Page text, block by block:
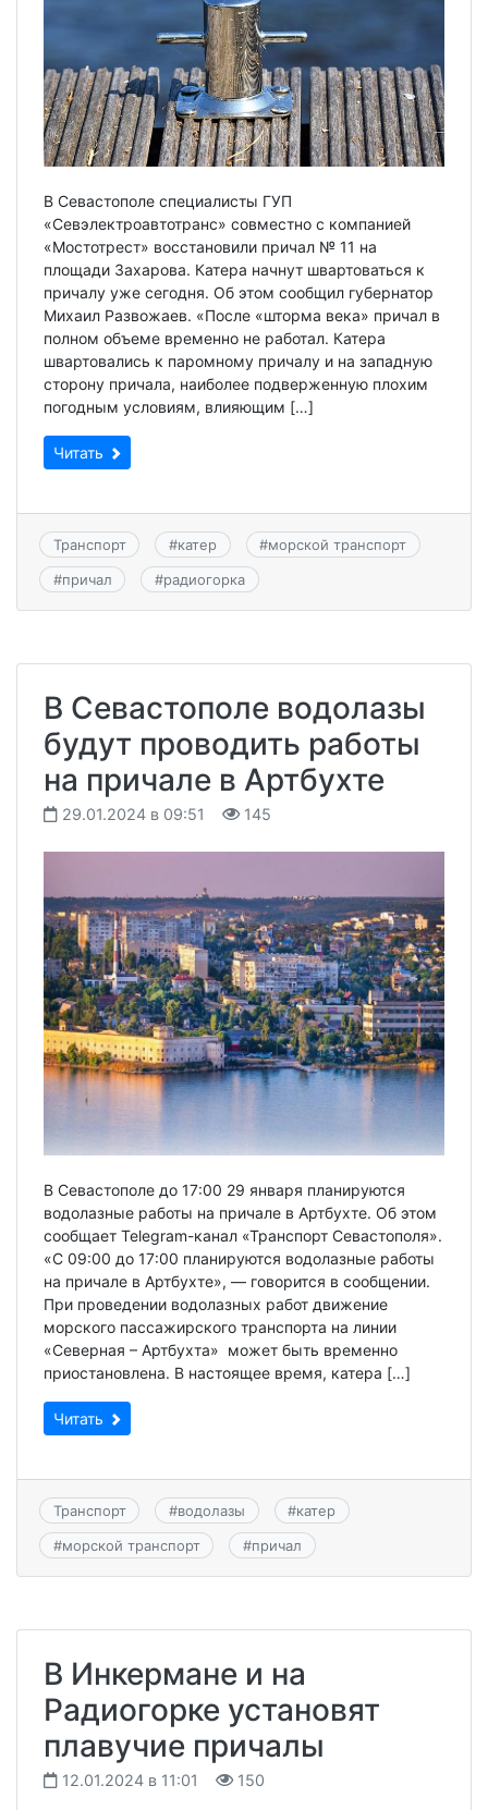
В Севастополе специалисты ГУП
«Севэлектроавтотранс» совместно с компанией
«Мостотрест» восстановили причал № 11 на
площади Захарова. Катера начнут швартоваться к
причалу уже сегодня. Об этом сообщил губернатор
Михаил Развожаев. «После «шторма века» причал в
полном объеме временно не работал. Катера
швартовались к паромному причалу и на западную
сторону причала, наиболее подверженную плохим
погодным условиям, влияющим […]
Читать
Транспорт #катер #морской транспорт
#причал #радиогорка
В Севастополе водолазы
будут проводить работы
на причале в Артбухте
29.01.2024 в 09:51 145
В Севастополе до 17:00 29 января планируются
водолазные работы на причале в Артбухте. Об этом
сообщает Telegram-канал «Транспорт Севастополя».
«С 09:00 до 17:00 планируются водолазные работы
на причале в Артбухте», — говорится в сообщении.
При проведении водолазных работ движение
морского пассажирского транспорта на линии
«Северная – Артбухта» может быть временно
приостановлена. В настоящее время, катера […]
Читать
Транспорт #водолазы #катер
#морской транспорт #причал
В Инкермане и на
Радиогорке установят
плавучие причалы
12.01.2024 в 11:01 150